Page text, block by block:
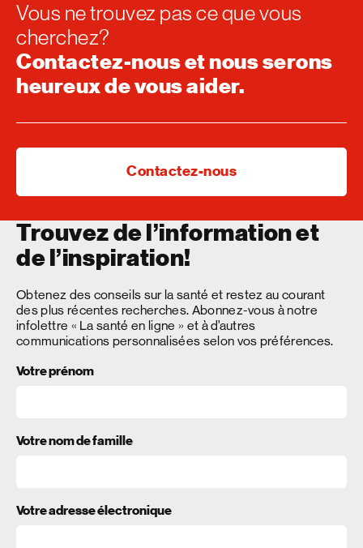
Vous ne trouvez pas ce que vous
cherchez?
Contactez-nous et nous serons
heureux de vous aider.
Contactez-nous
Trouvez de l’information et
de l’inspiration!
Obtenez des conseils sur la santé et restez au courant
des plus récentes recherches. Abonnez-vous à notre
infolettre « La santé en ligne » et à d’autres
communications personnalisées selon vos préférences.
Votre prénom
Votre nom de famille
Votre adresse électronique